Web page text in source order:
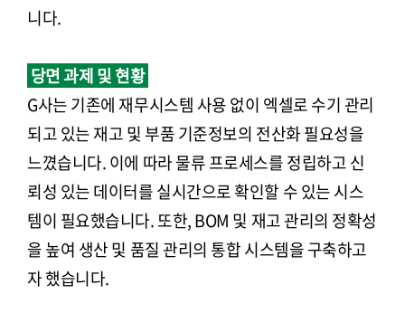
니다.
당면 과제 및 현황
G사는 기존에 재무시스템 사용 없이 엑셀로 수기 관리
되고 있는 재고 및 부품 기준정보의 전산화 필요성을
느꼈습니다. 이에 따라 물류 프로세스를 정립하고 신
뢰성 있는 데이터를 실시간으로 확인할 수 있는 시스
템이 필요했습니다. 또한, BOM 및 재고 관리의 정확성
을 높여 생산 및 품질 관리의 통합 시스템을 구축하고
자 했습니다.